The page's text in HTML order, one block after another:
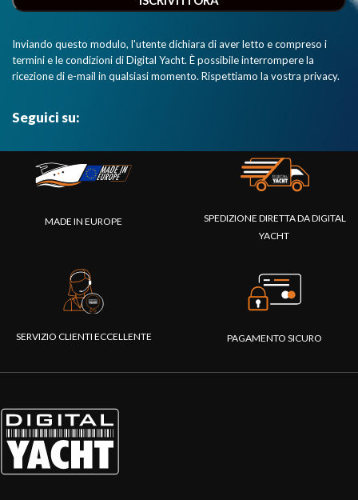
Inviando questo modulo, l'utente dichiara di aver letto e compreso i
termini e le condizioni di Digital Yacht. È possibile interrompere la
ricezione di e-mail in qualsiasi momento. Rispettiamo la vostra privacy.
Seguici su:
MADE IN EUROPE
SPEDIZIONE DIRETTA DA DIGITAL
YACHT
SERVIZIO CLIENTI ECCELLENTE PAGAMENTO SICURO